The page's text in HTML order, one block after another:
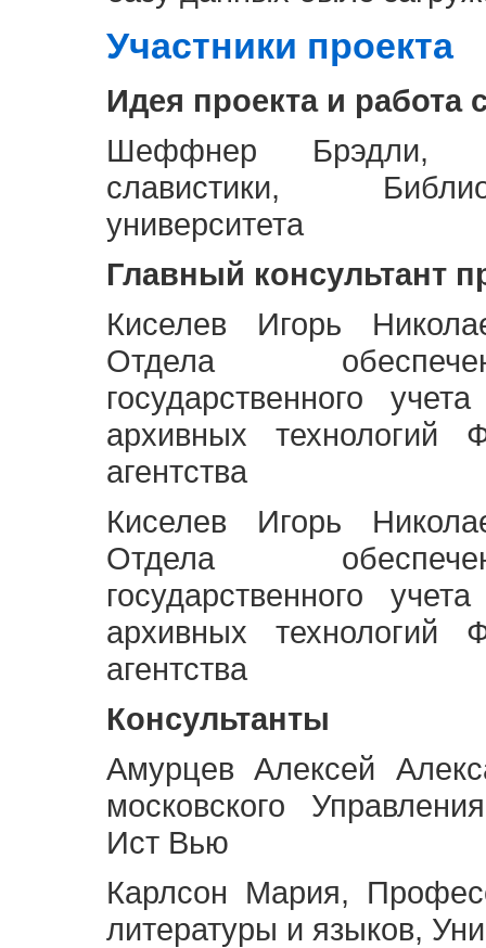
Участники проекта
Идея проекта и работа
Шеффнер Брэдли,
славистики,
университета
Главный консультант
Киселев Игорь
Отдела
государственного
архивных технологий
агентства
Киселев Игорь
Отдела
государственного
архивных технологий
агентства
Консультанты
Амурцев Алексей
московского
Ист Вью
Карлсон Мария,
литературы и языков,